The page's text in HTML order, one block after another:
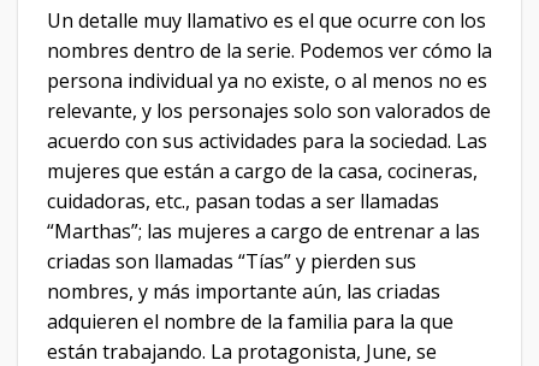
Un detalle muy llamativo es el que ocurre con los
nombres dentro de la serie. Podemos ver cómo la
persona individual ya no existe, o al menos no es
relevante, y los personajes solo son valorados de
acuerdo con sus actividades para la sociedad. Las
mujeres que están a cargo de la casa, cocineras,
cuidadoras, etc., pasan todas a ser llamadas
“Marthas”; las mujeres a cargo de entrenar a las
criadas son llamadas “Tías” y pierden sus
nombres, y más importante aún, las criadas
adquieren el nombre de la familia para la que
están trabajando. La protagonista, June, se